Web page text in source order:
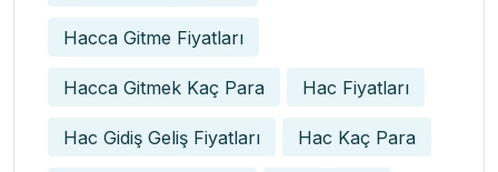
Hacca Gitme Fiyatları
Hacca Gitmek Kaç Para Hac Fiyatları
Hac Gidiş Geliş Fiyatları Hac Kaç Para